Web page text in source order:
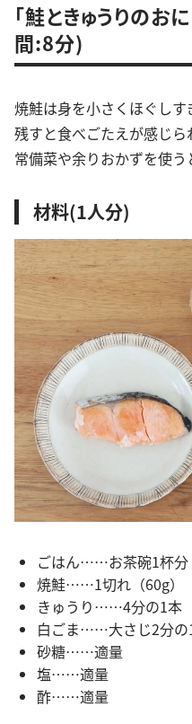
「鮭ときゅうりのお
間:8分)
焼鮭は身を小さくほぐし
残すと食べごたえが感じ
常備菜や余りおかずを使う
材料(1人分)
ごはん……お茶碗1杯分
焼鮭……1切れ（60g）
きゅうり……4分の1本
白ごま……大さじ2分の
砂糖……適量
塩……適量
酢……適量